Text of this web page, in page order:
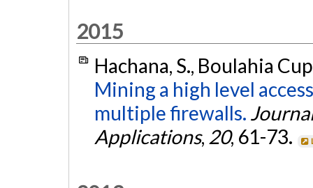
2015
Hachana, S., Boulahia
Mining a high level
multiple firewalls.
Applications, 20, 61-73.